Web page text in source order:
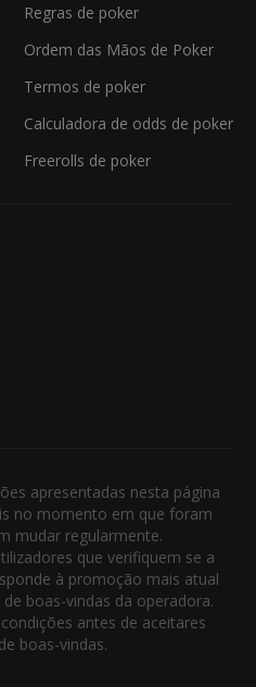
Regras de poker
Ordem das Mãos de Poker
Termos de poker
Calculadora de odds de poker
Freerolls de poker
apresentadas nesta página
no momento em que foram
mudar regularmente.
que verifiquem se a
à promoção mais atual
boas-vindas da operadora.
antes de aceitares
boas-vindas.